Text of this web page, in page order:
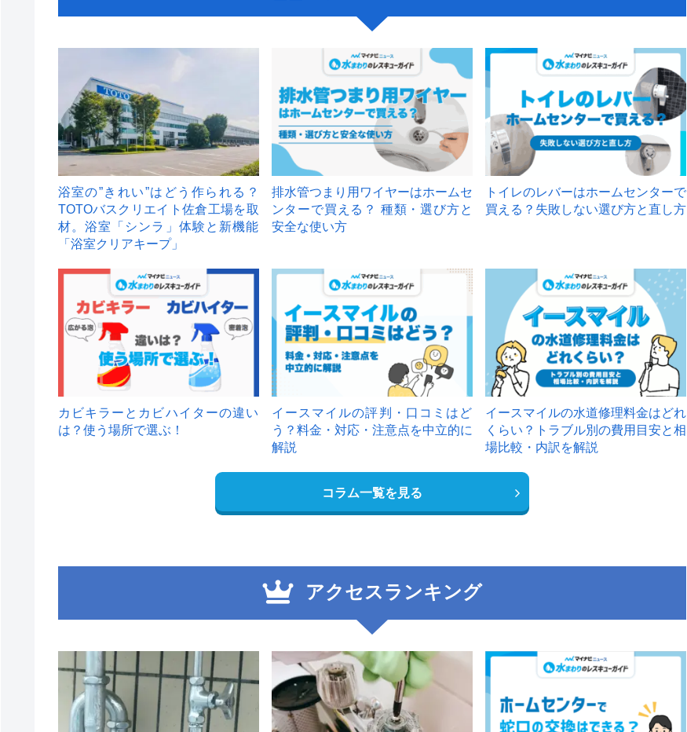
浴室の”きれい”はどう作られる？
TOTOバスクリエイト佐倉工場を取
材。浴室「シンラ」体験と新機能
「浴室クリアキープ」
排水管つまり用ワイヤーはホームセ
ンターで買える？ 種類・選び方と
安全な使い方
トイレのレバーはホームセンターで
買える？失敗しない選び方と直し方
カビキラーとカビハイターの違い
は？使う場所で選ぶ！
イースマイルの評判・口コミはど
う？料金・対応・注意点を中立的に
解説
イースマイルの水道修理料金はどれ
くらい？トラブル別の費用目安と相
場比較・内訳を解説
コラム一覧を見る
アクセスランキング
1 2